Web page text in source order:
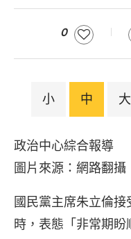
0
小 中 大
政治中心綜合報導
圖片來源
國民黨主席朱立倫
時，表態「非常期